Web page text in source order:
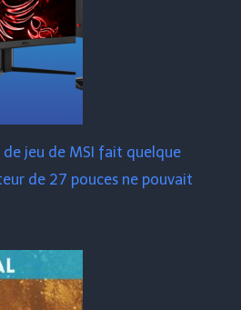
jeu de MSI fait quelque
de 27 pouces ne pouvait